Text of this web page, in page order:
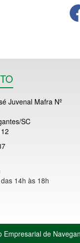
Juvenal Mafra Nº
SC
14h às 18h
Empresarial de